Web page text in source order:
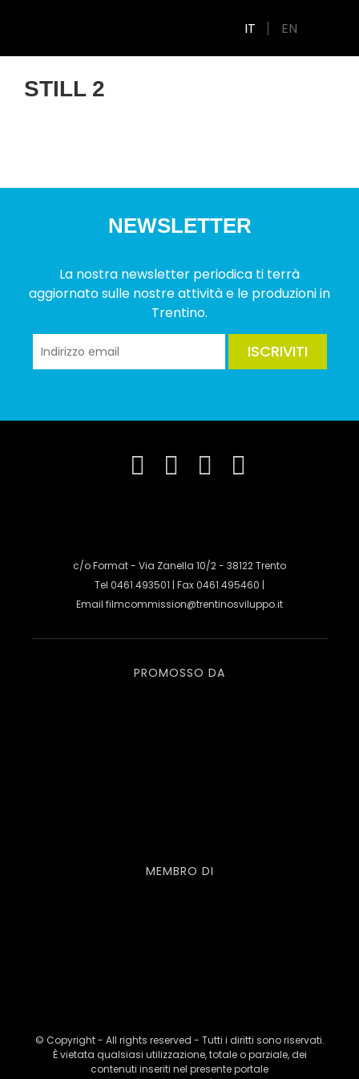
IT EN
STILL 2
NEWSLETTER
La nostra newsletter periodica ti terrà
aggiornato sulle nostre attività e le produzioni in
Trentino.
ISCRIVITI
c/o Format - Via Zanella 10/2 - 38122 Trento
Tel 0461.493501 | Fax 0461.495460 |
Email filmcommission@trentinosviluppo.it
PROMOSSO DA
MEMBRO DI
© Copyright - All rights reserved - Tutti i diritti sono riservati.
È vietata qualsiasi utilizzazione, totale o parziale, dei
contenuti inseriti nel presente portale